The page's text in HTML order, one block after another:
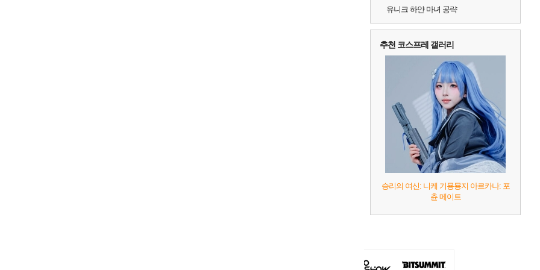
유니크 하얀 마녀 공략
추천 코스프레 갤러리
승리의 여신: 니케 기묭묭지 아르카나: 포
츈 메이트